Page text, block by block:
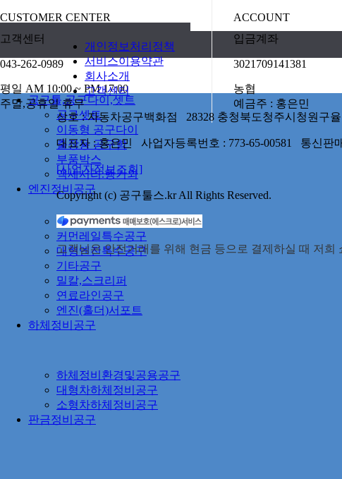
공구툴,공구다이,셋트
공구셋트
이동형 공구다이
출장용 공구함
부품박스
액세서리.행거외
엔진정비공구
엔진정비공구
커먼레일특수공구
대형엔진특수공구
기타공구
밀칼,스크리퍼
연료라인공구
엔진(홀더)서포트
하체정비공구
하체정비환경및공용공구
대형차하체정비공구
소형차하체정비공구
판금정비공구
CUSTOMER CENTER
고객센터
043-262-0989
평일 AM 10:00 ~ PM 17:00
주말,공휴일 휴무
ACCOUNT
입금계좌
3021709141381
농협
예금주 : 홍은민
개인정보처리정책
서비스이용약관
회사소개
고객센터
상호 : 자동차공구백화점 28328 충청북도청주시청원구
대표자 : 홍은민 사업자등록번호 : 773-65-00581 통신판
[사업자정보조회]
Copyright (c) 공구툴스.kr All Rights Reserved.
고객님은 안전거래를 위해 현금 등으로 결제하실 때 저